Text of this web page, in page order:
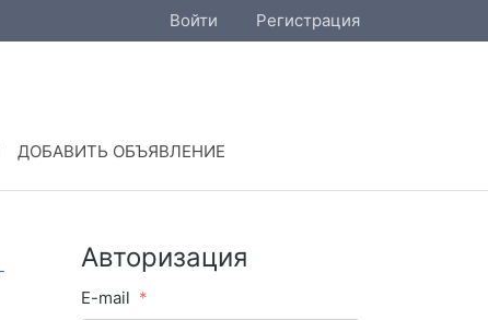
Войти Регистрация
ДОБАВИТЬ ОБЪЯВЛЕНИЕ
Авторизация
E-mail